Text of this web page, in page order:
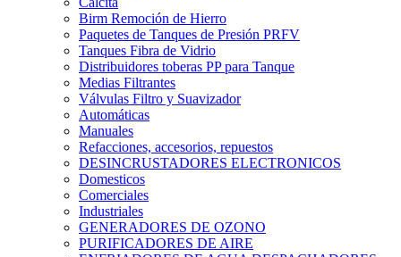
Birm Remoción de Hierro
Paquetes de Tanques de Presión PRFV
Tanques Fibra de Vidrio
Distribuidores toberas PP para Tanque
Medias Filtrantes
Válvulas Filtro y Suavizador
Automáticas
Manuales
Refacciones, accesorios, repuestos
DESINCRUSTADORES ELECTRONICOS
Domesticos
Comerciales
Industriales
GENERADORES DE OZONO
PURIFICADORES DE AIRE